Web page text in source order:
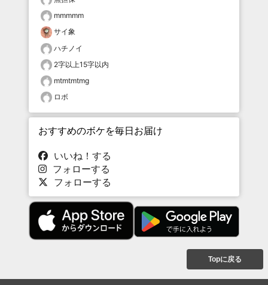
mmmmm
サイ象
ハチノイ
2字以上15字以内
mtmtmtmg
ロボ
おすすめのボケを毎日お届け
いいね！する
フォローする
フォローする
Topに戻る